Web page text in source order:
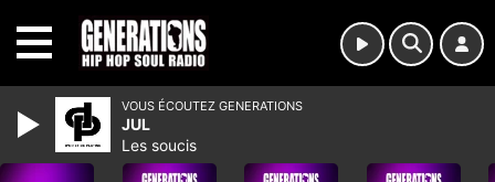
VOUS ÉCOUTEZ GENERATIONS
JUL
Les soucis